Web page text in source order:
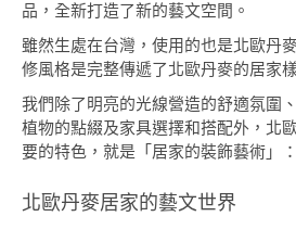
品，全新打造了新的藝文空間。
雖然生處在台灣，使用的也是北歐丹
修風格是完整傳遞了北歐丹麥的居家
我們除了明亮的光線營造的舒適氛圍
植物的點綴及家具選擇和搭配外，北
要的特色，就是「居家的裝飾藝術」：
北歐丹麥居家的藝文世界